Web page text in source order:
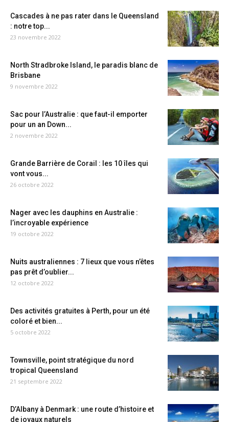
Cascades à ne pas rater dans le Queensland
: notre top...
23 novembre 2022
North Stradbroke Island, le paradis blanc de
Brisbane
9 novembre 2022
Sac pour l’Australie : que faut-il emporter
pour un an Down...
2 novembre 2022
Grande Barrière de Corail : les 10 îles qui
vont vous...
26 octobre 2022
Nager avec les dauphins en Australie :
l’incroyable expérience
19 octobre 2022
Nuits australiennes : 7 lieux que vous n’êtes
pas prêt d’oublier...
12 octobre 2022
Des activités gratuites à Perth, pour un été
coloré et bien...
5 octobre 2022
Townsville, point stratégique du nord
tropical Queensland
21 septembre 2022
D’Albany à Denmark : une route d’histoire et
de joyaux naturels